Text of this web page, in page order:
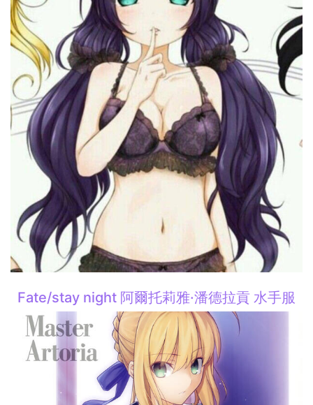
Fate/stay night 阿爾托莉雅·潘德拉貢 水手服